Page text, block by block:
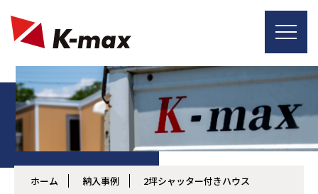
ホーム 納入事例 2坪シャッター付きハウス